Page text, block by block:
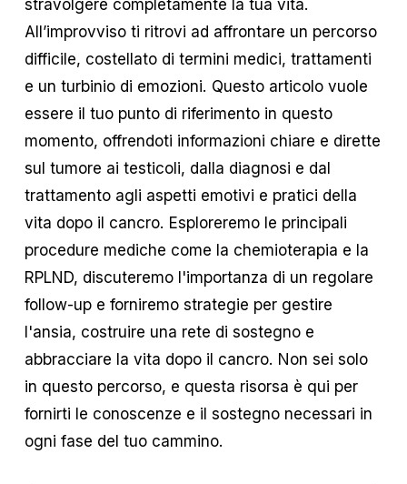
stravolgere completamente la tua vita.
All’improvviso ti ritrovi ad affrontare un percorso
difficile, costellato di termini medici, trattamenti
e un turbinio di emozioni. Questo articolo vuole
essere il tuo punto di riferimento in questo
momento, offrendoti informazioni chiare e dirette
sul tumore ai testicoli, dalla diagnosi e dal
trattamento agli aspetti emotivi e pratici della
vita dopo il cancro. Esploreremo le principali
procedure mediche come la chemioterapia e la
RPLND, discuteremo l'importanza di un regolare
follow-up e forniremo strategie per gestire
l'ansia, costruire una rete di sostegno e
abbracciare la vita dopo il cancro. Non sei solo
in questo percorso, e questa risorsa è qui per
fornirti le conoscenze e il sostegno necessari in
ogni fase del tuo cammino.